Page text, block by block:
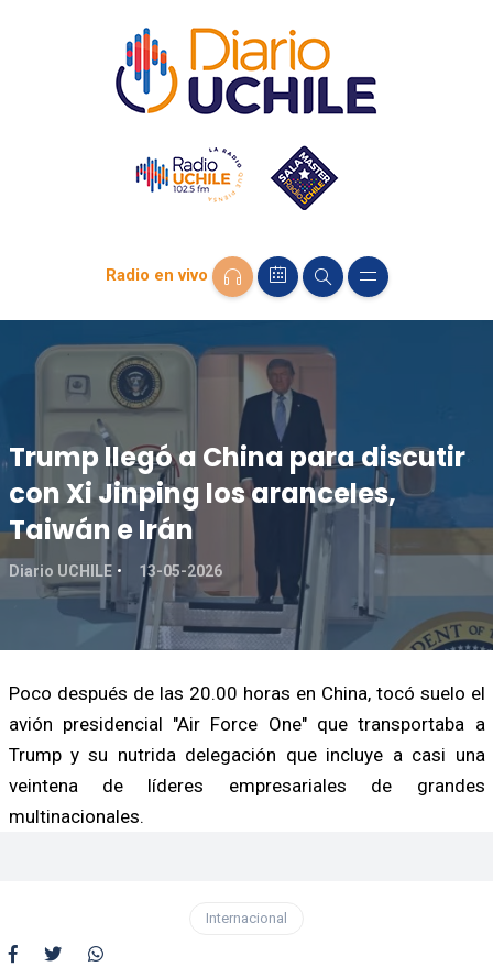
Radio en vivo
Trump llegó a China para discutir
con Xi Jinping los aranceles,
Taiwán e Irán
Diario UCHILE 13-05-2026
Poco después de las 20.00 horas en China, tocó suelo el
avión presidencial "Air Force One" que transportaba a
Trump y su nutrida delegación que incluye a casi una
veintena de líderes empresariales de grandes
multinacionales.
Internacional